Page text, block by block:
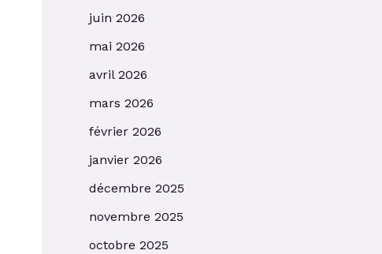
juin 2026
mai 2026
avril 2026
mars 2026
février 2026
janvier 2026
décembre 2025
novembre 2025
octobre 2025